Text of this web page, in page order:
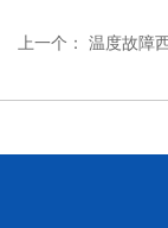
上一个： 温度故障